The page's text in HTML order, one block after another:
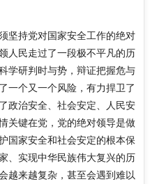
坚持党对国家安全工作的绝对
人民走过了一段极不平凡的历
学研判时与势，辩证把握危与
一个又一个风险，有力捍卫了
政治安全、社会安定、人民安
关键在党，党的绝对领导是做
国家安全和社会安定的根本保
、实现中华民族伟大复兴的历
越来越复杂，甚至会遇到难以